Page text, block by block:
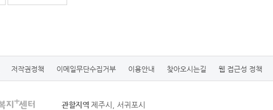
저작권정책 이메일무단수집거부 이용안내 찾아오시는길 웹 접근성 정책
관할지역 제주시, 서귀포시